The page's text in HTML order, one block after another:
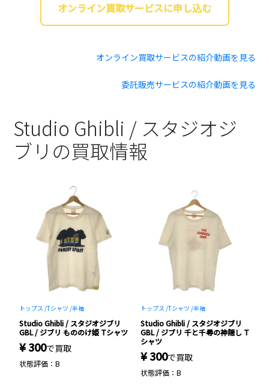
オンライン買取サービスに申し込む
オンライン買取サービスの紹介動画を見る
委託販売サービスの紹介動画を見る
Studio Ghibli / スタジオジ
ブリの買取情報
トップス /Tシャツ /半袖
Studio Ghibli / スタジオジブリ
GBL / ジブリ もののけ姫 Tシャツ
¥ 300で買取
状態評価：B
トップス /Tシャツ /半袖
Studio Ghibli / スタジオジブリ
GBL / ジブリ 千と千尋の神隠し T
シャツ
¥ 300で買取
状態評価：B